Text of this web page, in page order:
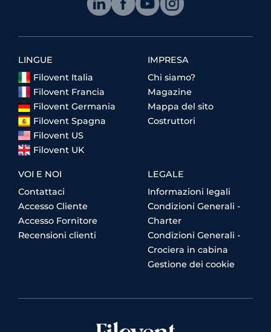
LINGUE
Filovent Italia
Filovent Francia
Filovent Germania
Filovent Spagna
Filovent US
Filovent UK
IMPRESA
Chi siamo?
Magazine
Mappa del sito
Costruttori
VOI E NOI
Contattaci
Accesso Cliente
Accesso Fornitore
Recensioni clienti
LEGALE
Informazioni legali
Condizioni Generali -
Charter
Condizioni Generali -
Crociera in cabina
Gestione dei cookie